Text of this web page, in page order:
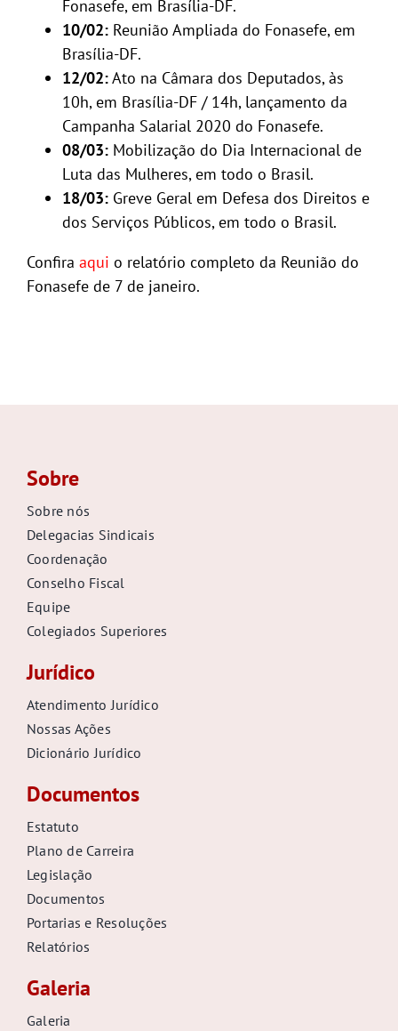
Fonasefe, em Brasília-DF.
10/02:Reunião Ampliada do Fonasefe, em
Brasília-DF.
12/02:Ato na Câmara dos Deputados, às
10h, em Brasília-DF / 14h, lançamento da
Campanha Salarial 2020 do Fonasefe.
08/03:Mobilização do Dia Internacional de
Luta das Mulheres, em todo o Brasil.
18/03:Greve Geral em Defesa dos Direitos e
dos Serviços Públicos, em todo o Brasil.
Confira aqui o relatório completo da Reunião do
Fonasefe de 7 de janeiro.
Sobre
Sobre nós
Delegacias Sindicais
Coordenação
Conselho Fiscal
Equipe
Colegiados Superiores
Jurídico
Atendimento Jurídico
Nossas Ações
Dicionário Jurídico
Documentos
Estatuto
Plano de Carreira
Legislação
Documentos
Portarias e Resoluções
Relatórios
Galeria
Galeria